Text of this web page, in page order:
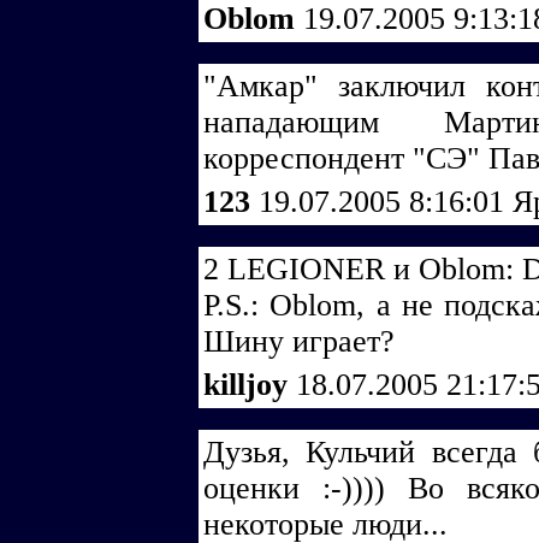
Oblom 19.07.2005
"Амкар" заключил
нападающим
корреспондент "СЭ"
123 19.07.2005 8:16:01
2 LEGIONER и Oblom:
P.S.: Oblom, а не
Шину играет?
killjoy 18.07.2005
Дузья, Кульчий
оценки :-)))) Во
некоторые люди...